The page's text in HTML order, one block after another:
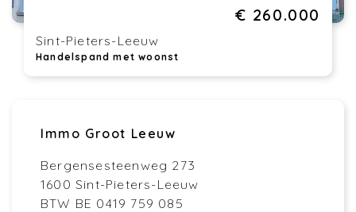
€ 260.000
Sint-Pieters-Leeuw
Handelspand met woonst
Immo Groot Leeuw
Bergensesteenweg 273
1600 Sint-Pieters-Leeuw
BTW BE 0419 759 085